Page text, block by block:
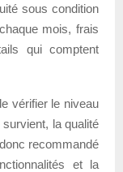
sous condition
mois, frais
qui comptent
vérifier le niveau
la qualité
recommandé
et la